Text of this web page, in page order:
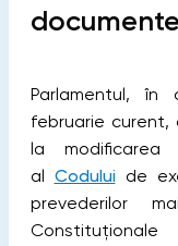
Parlamentul,
februarie
la modificarea
al Coduluide
prevederilor